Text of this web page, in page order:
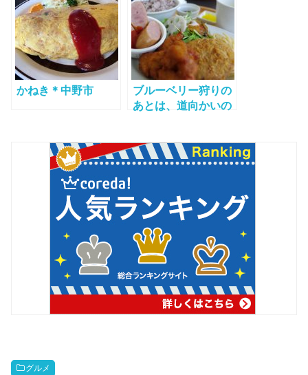
かねき＊中野市
ブルーベリー狩りの
あとは、道向かいの
グルメ